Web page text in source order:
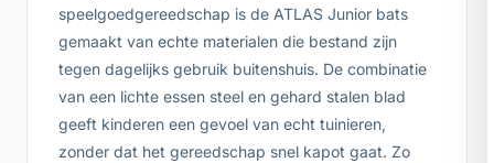
speelgoedgereedschap is de ATLAS Junior bats
gemaakt van echte materialen die bestand zijn
tegen dagelijks gebruik buitenshuis. De combinatie
van een lichte essen steel en gehard stalen blad
geeft kinderen een gevoel van echt tuinieren,
zonder dat het gereedschap snel kapot gaat. Zo